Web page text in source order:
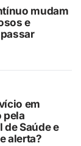
mudam
e
em
pela
Saúde e
alerta?